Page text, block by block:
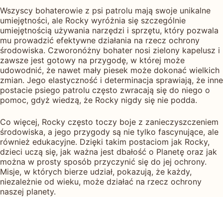
Wszyscy bohaterowie z psi patrolu mają swoje unikalne
umiejętności, ale Rocky wyróżnia się szczególnie
umiejętnością używania narzędzi i sprzętu, który pozwala
mu prowadzić efektywne działania na rzecz ochrony
środowiska. Czworonóżny bohater nosi zielony kapelusz i
zawsze jest gotowy na przygodę, w której może
udowodnić, że nawet mały piesek może dokonać wielkich
zmian. Jego elastyczność i determinacja sprawiają, że inne
postacie psiego patrolu często zwracają się do niego o
pomoc, gdyż wiedzą, że Rocky nigdy się nie podda.
Co więcej, Rocky często toczy boje z zanieczyszczeniem
środowiska, a jego przygody są nie tylko fascynujące, ale
również edukacyjne. Dzięki takim postaciom jak Rocky,
dzieci uczą się, jak ważna jest dbałość o Planetę oraz jak
można w prosty sposób przyczynić się do jej ochrony.
Misje, w których bierze udział, pokazują, że każdy,
niezależnie od wieku, może działać na rzecz ochrony
naszej planety.